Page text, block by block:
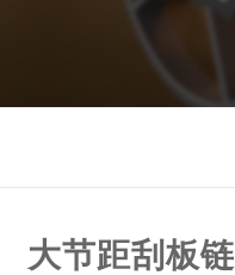
大节距刮板链